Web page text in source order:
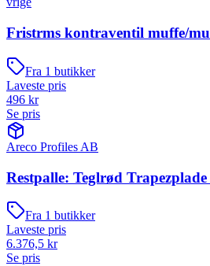
Fristrms kontraventil muffe/
Fra 1 butikker
Laveste pris
496 kr
Se pris
Areco Profiles AB
Restpalle: Teglrød
Fra 1 butikker
Laveste pris
6.376,5 kr
Se pris